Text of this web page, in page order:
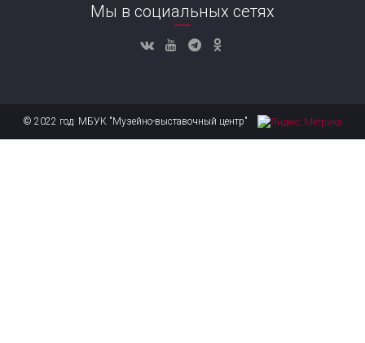
Мы в социальных сетях
© 2022 год МБУК "Музейно-выставочный центр"